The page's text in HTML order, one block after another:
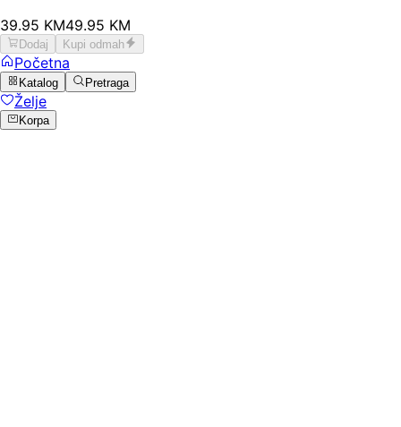
39.95 KM49.95 KM
Dodaj Kupi odmah
Početna
Katalog Pretraga
Želje
Korpa